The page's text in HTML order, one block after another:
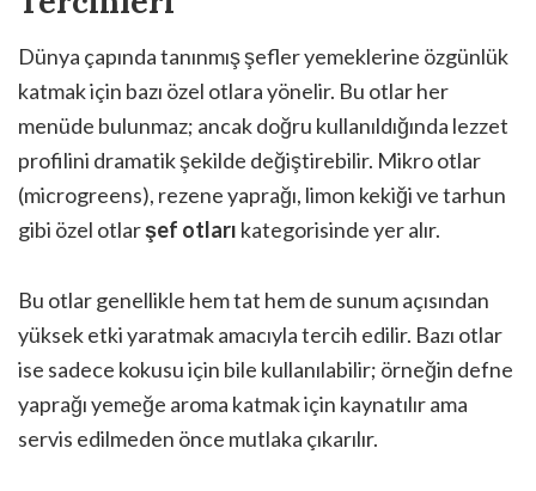
Dünya çapında tanınmış şefler yemeklerine özgünlük
katmak için bazı özel otlara yönelir. Bu otlar her
menüde bulunmaz; ancak doğru kullanıldığında lezzet
profilini dramatik şekilde değiştirebilir. Mikro otlar
(microgreens), rezene yaprağı, limon kekiği ve tarhun
gibi özel otlarşef otları kategorisinde yer alır.
Bu otlar genellikle hem tat hem de sunum açısından
yüksek etki yaratmak amacıyla tercih edilir. Bazı otlar
ise sadece kokusu için bile kullanılabilir; örneğin defne
yaprağı yemeğe aroma katmak için kaynatılır ama
servis edilmeden önce mutlaka çıkarılır.